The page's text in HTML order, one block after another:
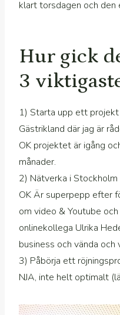
klart torsdagen och den
Hur gick
3
1) Starta upp ett
Gästrikland där jag är
OK projektet är igång
månader.
2) Nätverka i Stockholm
OK Är superpepp efter
om video & Youtube
onlinekollega Ulrika
business och vända och
3) Påbörja ett
NJA, inte helt optimalt